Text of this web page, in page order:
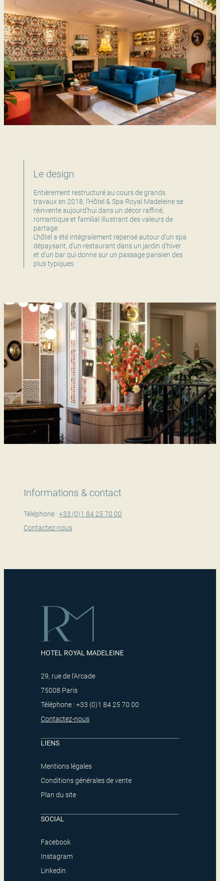
Le design
Entièrement restructuré au cours de grands
travaux en 2018, l’Hôtel & Spa Royal Madeleine se
réinvente aujourd’hui dans un décor raffiné,
romantique et familial illustrant des valeurs de
partage.
L’hôtel a été intégralement repensé autour d’un spa
dépaysant, d’un restaurant dans un jardin d’hiver
et d’un bar qui donne sur un passage parisien des
plus typiques.
Informations & contact
Téléphone : +33 (0)1 84 25 70 00
Contactez-nous
HOTEL ROYAL MADELEINE
29, rue de l’Arcade
75008 Paris
Téléphone : +33 (0)1 84 25 70 00
Contactez-nous
LIENS
Mentions légales
Conditions générales de vente
Plan du site
SOCIAL
Facebook
Instagram
Linkedin